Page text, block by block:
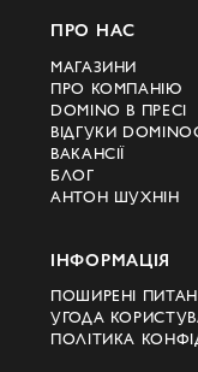
ПРО НАС
МАГАЗИНИ
ПРО КОМПАНІЮ
DOMINO В ПРЕСІ
ВІДГУКИ
ВАКАНСІЇ
БЛОГ
АНТОН ШУХНІН
ІНФОРМАЦІЯ
ПОШИРЕНІ
УГОДА
ПОЛІТИКА